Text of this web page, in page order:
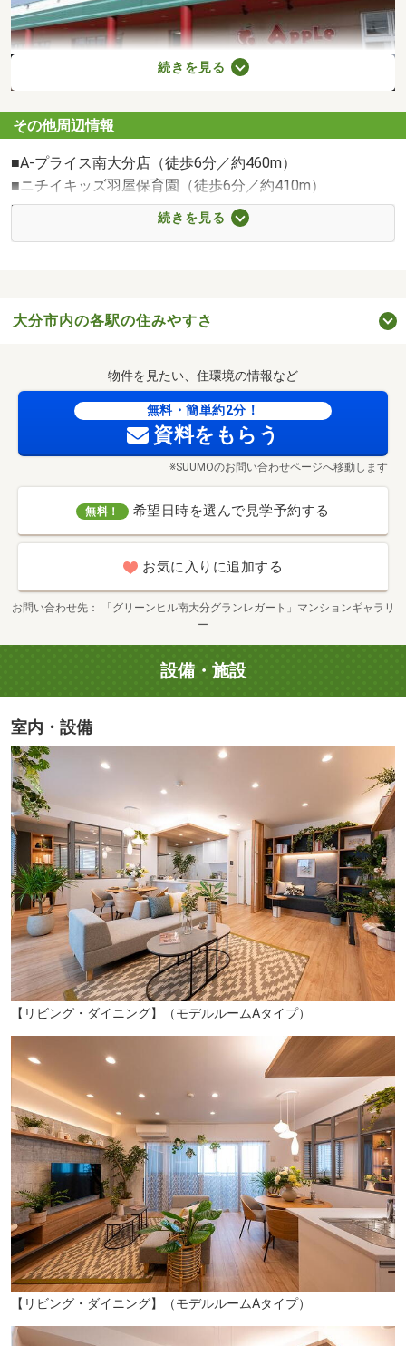
サンライフアップル店（徒歩18分／約1375m）
ドラッグストアモリ羽屋店（徒歩13分／約1040m）
大分市美術館（徒歩14分／約1120m）
南大分スポーツパーク（車約4分／約1470m）
続きを見る
その他周辺情報
■A-プライス南大分店（徒歩6分／約460m）
■ニチイキッズ羽屋保育園（徒歩6分／約410m）
■ファミリーマート大分三ケ田町店（徒歩9分／約650m）
■南大分保育園（徒歩9分／約660m）
■こどもの森すぷらうと（徒歩16分／約1230m）
■こおりん保育園古国府本園（徒歩18分／約1440m）
■豊和銀行 南大分支店（徒歩10分／約760m）
■上田町住宅公園広場（徒歩6分／約460m）
■仙波整形外科（徒歩6分／約450m）
■若葉公園（徒歩9分／約650m）
続きを見る
大分市内の各駅の住みやすさ
物件を見たい、住環境の情報など
無料・簡単約2分！
資料をもらう
※SUUMOのお問い合わせページへ移動します
無料！ 希望日時を選んで見学予約する
お気に入りに追加する
お問い合わせ先
「グリーンヒル南大分グランレガート」マンションギャラリ
ー
設備・施設
室内・設備
【リビング・ダイニング】（モデルルームAタイプ）
【リビング・ダイニング】（モデルルームAタイプ）